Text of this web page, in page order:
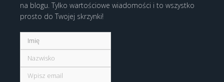
na blogu. Tylko wartościowe wiadomości i to wszystko
prosto do Twojej skrzynki!